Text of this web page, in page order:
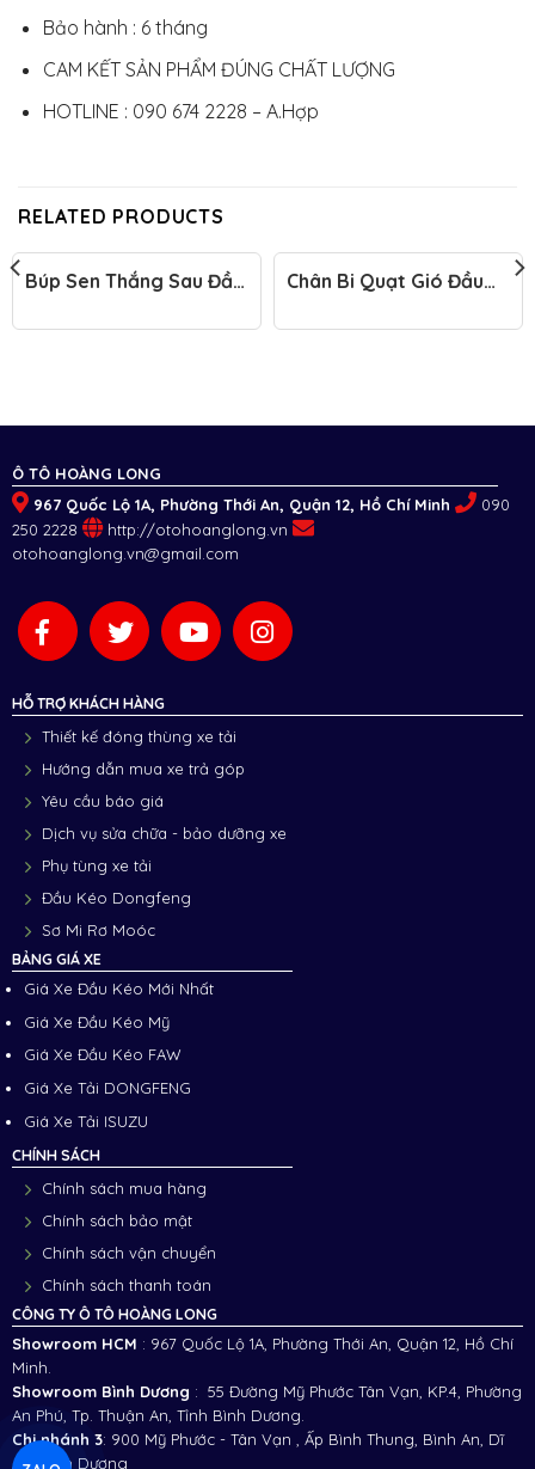
Bảo hành : 6 tháng
CAM KẾT SẢN PHẨM ĐÚNG CHẤT LƯỢNG
HOTLINE : 090 674 2228 – A.Hợp
RELATED PRODUCTS
Búp Sen Thắng Sau Đầu
Chân Bi Quạt Gió Đầu
Ô TÔ HOÀNG LONG
967 Quốc Lộ 1A, Phường Thới An, Quận 12, Hồ Chí Minh
090
250 2228
http://otohoanglong.vn
otohoanglong.vn@gmail.com
HỖ TRỢ KHÁCH HÀNG
Thiết kế đóng thùng xe tải
Hướng dẫn mua xe trả góp
Yêu cầu báo giá
Dịch vụ sửa chữa - bảo dưỡng xe
Phụ tùng xe tải
Đầu Kéo Dongfeng
Sơ Mi Rơ Moóc
BẢNG GIÁ XE
Giá Xe Đầu Kéo Mới Nhất
Giá Xe Đầu Kéo Mỹ
Giá Xe Đầu Kéo FAW
Giá Xe Tải DONGFENG
Giá Xe Tải ISUZU
CHÍNH SÁCH
Chính sách mua hàng
Chính sách bảo mật
Chính sách vận chuyển
Chính sách thanh toán
CÔNG TY Ô TÔ HOÀNG LONG
Showroom HCM : 967 Quốc Lộ 1A, Phường Thới An, Quận 12, Hồ Chí
Minh.
Showroom Bình Dương : 55 Đường Mỹ Phước Tân Vạn, KP.4, Phường
An Phú, Tp. Thuận An, Tỉnh Bình Dương.
Chi nhánh 3: 900 Mỹ Phước - Tân Vạn , Ấp Bình Thung, Bình An, Dĩ
An, Bình Dương